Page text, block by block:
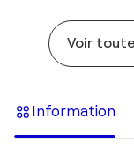
Voir
Information